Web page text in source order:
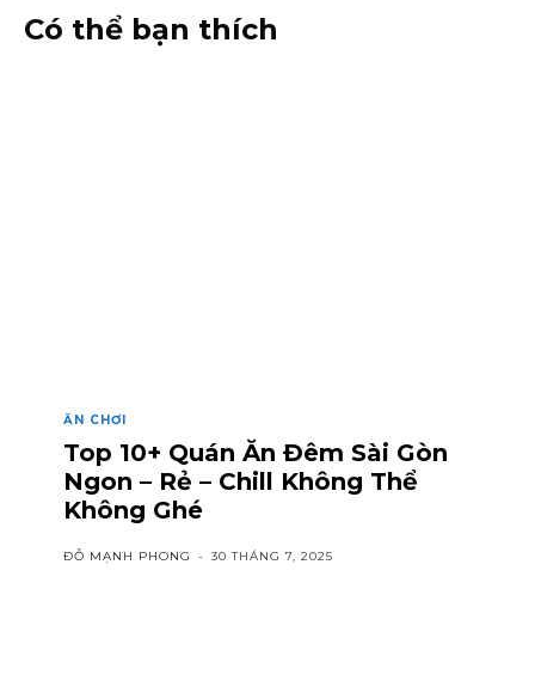
Có thể bạn thích
ĂN CHƠI
Top 10+ Quán Ăn Đêm Sài Gòn
Ngon – Rẻ – Chill Không Thể
Không Ghé
ĐỖ MẠNH PHONG - 30 THÁNG 7, 2025